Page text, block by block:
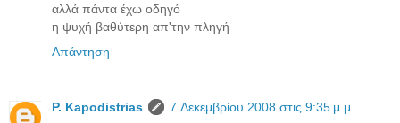
αλλά πάντα έχω οδηγό
η ψυχή βαθύτερη απ'την πληγή
Απάντηση
P. Kapodistrias
7 Δεκεμβρίου 2008 στις 9:35 μ.μ.